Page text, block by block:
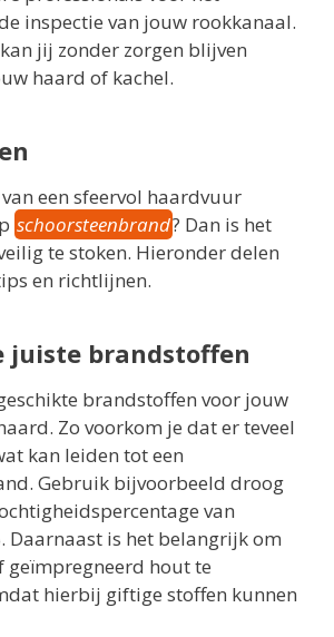
inspectie van jouw rookkanaal.
jij zonder zorgen blijven
haard of kachel.
een sfeervol haardvuur
schoorsteenbrand? Dan is het
te stoken. Hieronder delen
en richtlijnen.
juiste brandstoffen
brandstoffen voor jouw
Zo voorkom je dat er teveel
kan leiden tot een
Gebruik bijvoorbeeld droog
van
Daarnaast is het belangrijk om
geïmpregneerd hout te
hierbij giftige stoffen kunnen